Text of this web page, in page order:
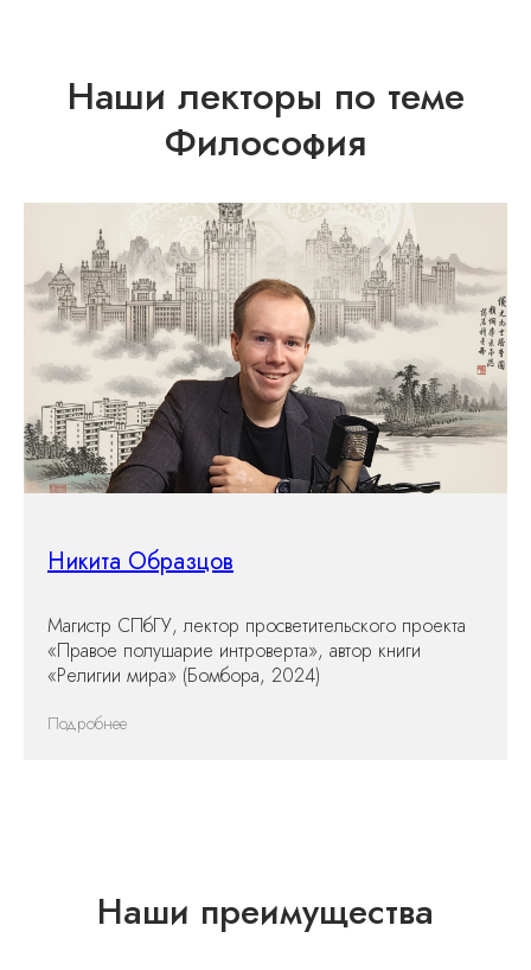
Наши лекторы по теме
Философия
Никита Образцов
М агистр СПбГУ, лектор просветительского проекта
«Правое полушарие интроверта», автор книги
«Религии мира» (Бомбора, 2024)
Подробнее
Наши преимущества